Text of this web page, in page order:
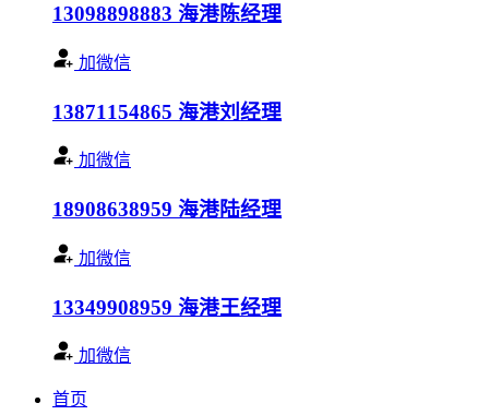
13098898883 海港陈经理
加微信
13871154865 海港刘经理
加微信
18908638959 海港陆经理
加微信
13349908959 海港王经理
加微信
首页